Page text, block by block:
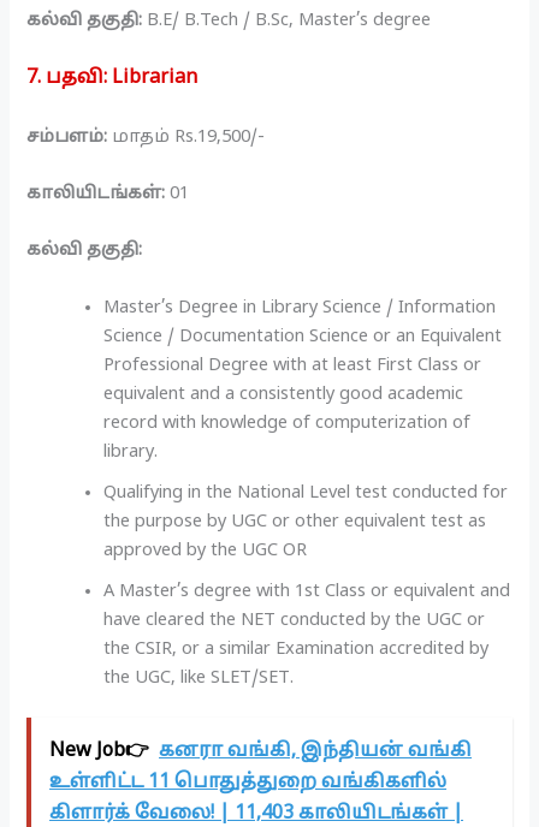
கல்வி தகுதி: B.E/ B.Tech / B.Sc, Master’s degree
7. பதவி: Librarian
சம்பளம்: மாதம் Rs.19,500/-
காலியிடங்கள்: 01
கல்வி தகுதி:
Master’s Degree in Library Science / Information
Science / Documentation Science or an Equivalent
Professional Degree with at least First Class or
equivalent and a consistently good academic
record with knowledge of computerization of
library.
Qualifying in the National Level test conducted for
the purpose by UGC or other equivalent test as
approved by the UGC OR
A Master’s degree with 1st Class or equivalent and
have cleared the NET conducted by the UGC or
the CSIR, or a similar Examination accredited by
the UGC, like SLET/SET.
New Job👉 கனரா வங்கி, இந்தியன் வங்கி
உள்ளிட்ட 11 பொதுத்துறை வங்கிகளில்
கிளார்க் வேலை! | 11,403 காலியிடங்கள் |